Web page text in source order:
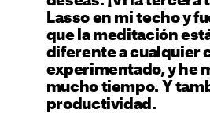
Lasso en mi techo y
que la meditación
diferente a cualquier
experimentado, y he
mucho tiempo. Y
productividad.